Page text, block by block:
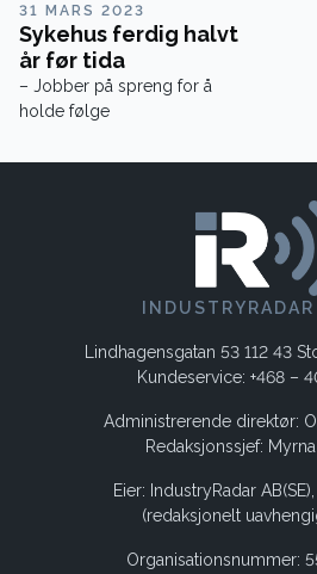
31 MARS 2023
Sykehus ferdig halvt
år før tida
– Jobber på spreng for å
holde følge
Lindhagensgatan 53 112 43
Kundeservice: +468 –
Administrerende direktør:
Redaksjonssjef:
Eier: IndustryRadar
(redaksjonelt
Organisationsnummer: